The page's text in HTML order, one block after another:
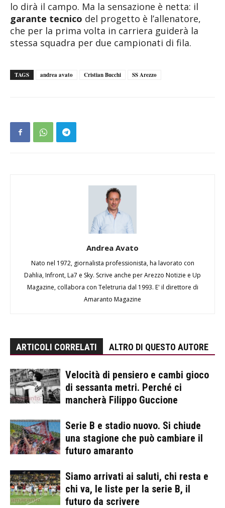
lo dirà il campo. Ma la sensazione è netta: il
garante tecnico del progetto è l’allenatore,
che per la prima volta in carriera guiderà la
stessa squadra per due campionati di fila.
TAGS andrea avato Cristian Bucchi SS Arezzo
Andrea Avato
Nato nel 1972, giornalista professionista, ha lavorato con
Dahlia, Infront, La7 e Sky. Scrive anche per Arezzo Notizie e Up
Magazine, collabora con Teletruria dal 1993. E' il direttore di
Amaranto Magazine
ARTICOLI CORRELATI ALTRO DI QUESTO AUTORE
Velocità di pensiero e cambi gioco
di sessanta metri. Perché ci
mancherà Filippo Guccione
Serie B e stadio nuovo. Si chiude
una stagione che può cambiare il
futuro amaranto
Siamo arrivati ai saluti, chi resta e
chi va, le liste per la serie B, il
futuro da scrivere